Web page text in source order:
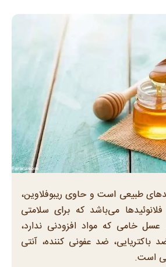
طبیعی است و حاوی ریبوفلاوین،
می‌باشد که برای سلامتی
عسل خامی که مواد افزودنی ندارد،
ضد عفونی کننده، آنتی
است.